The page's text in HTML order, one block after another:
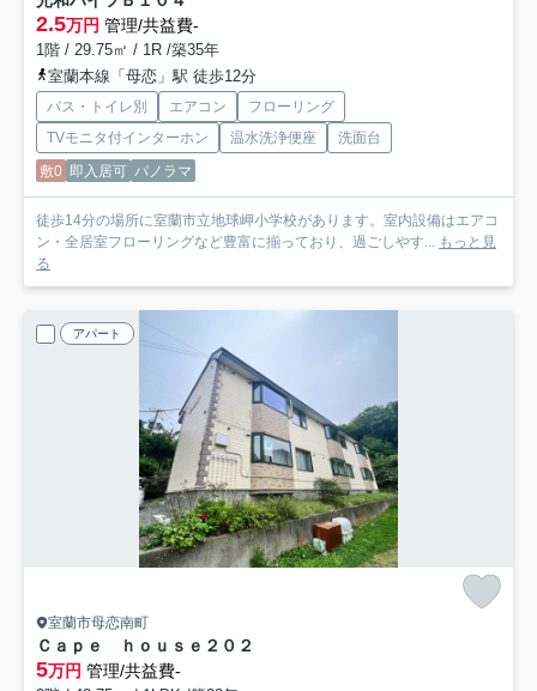
2.5万円 管理/共益費-
1階 / 29.75㎡ / 1R /築35年
室蘭本線「母恋」駅 徒歩12分
バス・トイレ別 エアコン
フローリング
TVモニタ付インターホン
温水洗浄便座
洗面台
敷0 即入居可 パノラマ
徒歩14分の場所に室蘭市立地球岬小学校があります。室内設備はエアコ
ン・全居室フローリングなど豊富に揃っており、過ごしやす...
もっと見
る
アパート
室蘭市母恋南町
Ｃａｐｅ ｈｏｕｓｅ ２０２
5万円 管理/共益費-